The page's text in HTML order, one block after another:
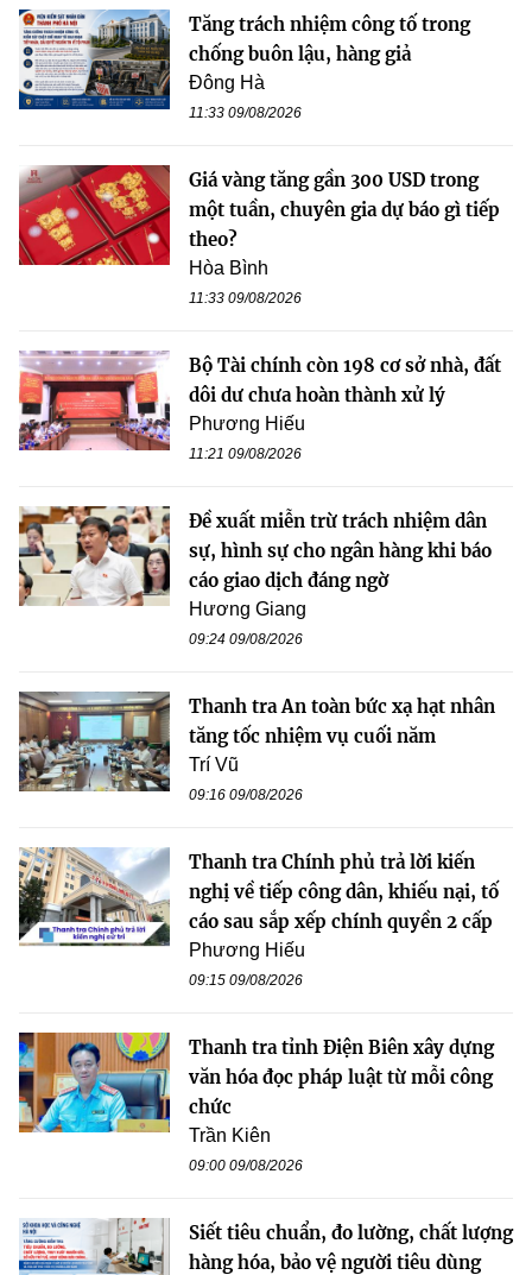
Tăng trách nhiệm công tố trong
chống buôn lậu, hàng giả
Đông Hà
11:33 09/08/2026
Giá vàng tăng gần 300 USD trong
một tuần, chuyên gia dự báo gì tiếp
theo?
Hòa Bình
11:33 09/08/2026
Bộ Tài chính còn 198 cơ sở nhà, đất
dôi dư chưa hoàn thành xử lý
Phương Hiếu
11:21 09/08/2026
Đề xuất miễn trừ trách nhiệm dân
sự, hình sự cho ngân hàng khi báo
cáo giao dịch đáng ngờ
Hương Giang
09:24 09/08/2026
Thanh tra An toàn bức xạ hạt nhân
tăng tốc nhiệm vụ cuối năm
Trí Vũ
09:16 09/08/2026
Thanh tra Chính phủ trả lời kiến
nghị về tiếp công dân, khiếu nại, tố
cáo sau sắp xếp chính quyền 2 cấp
Phương Hiếu
09:15 09/08/2026
Thanh tra tỉnh Điện Biên xây dựng
văn hóa đọc pháp luật từ mỗi công
chức
Trần Kiên
09:00 09/08/2026
Siết tiêu chuẩn, đo lường, chất lượng
hàng hóa, bảo vệ người tiêu dùng